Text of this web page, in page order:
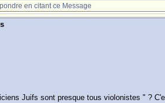
en citant ce Message
Juifs sont presque tous violonistes " ?